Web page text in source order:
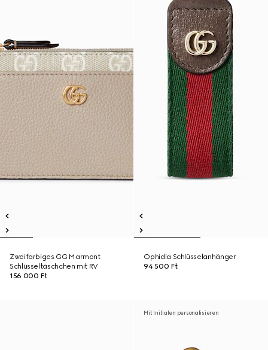
Zweifarbiges GG Marmont
Schlüsseltäschchen mit RV
156 000 Ft
Ophidia Schlüsselanhänger
94 500 Ft
Mit Initialen personalisieren